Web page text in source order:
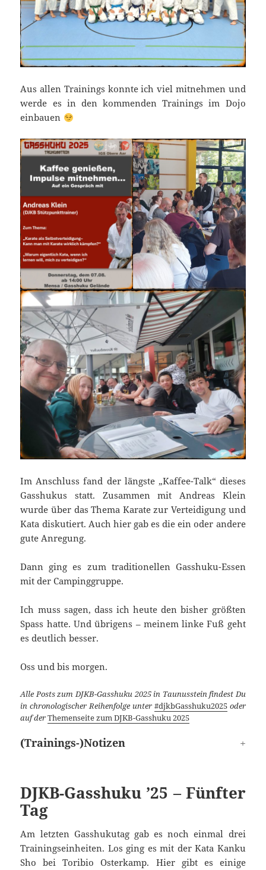
Aus allen Trainings konnte ich viel mitnehmen und
werde es in den kommenden Trainings im Dojo
einbauen
Im Anschluss fand der längste „Kaffee-Talk“ dieses
Gasshukus statt. Zusammen mit Andreas Klein
wurde über das Thema Karate zur Verteidigung und
Kata diskutiert. Auch hier gab es die ein oder andere
gute Anregung.
Dann ging es zum traditionellen Gasshuku-Essen
mit der Campinggruppe.
Ich muss sagen, dass ich heute den bisher größten
Spass hatte. Und übrigens – meinem linke Fuß geht
es deutlich besser.
Oss und bis morgen.
Alle Posts zum DJKB-Gasshuku 2025 in Taunusstein findest Du
in chronologischer Reihenfolge unter #djkbGasshuku2025oder
auf derThemenseite zum DJKB-Gasshuku 2025
(Trainings-)Notizen
DJKB-Gasshuku ’25 – Fünfter
Tag
Am letzten Gasshukutag gab es noch einmal drei
Trainingseinheiten. Los ging es mit der Kata Kanku
Sho bei Toribio Osterkamp. Hier gibt es einige